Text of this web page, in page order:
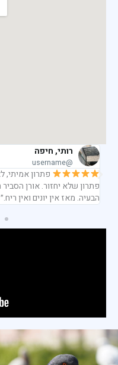
אבי, קריית אתא
@username
עבודה בגובה בלי קיצורי דרך
מטורפת. הגיע עם ציוד, רתמות
שקט נפשי.״